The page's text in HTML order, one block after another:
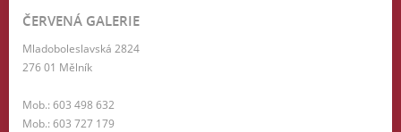
ČERVENÁ GALERIE
Mladoboleslavská 2824
276 01 Mělník
Mob.: 603 498 632
Mob.: 603 727 179